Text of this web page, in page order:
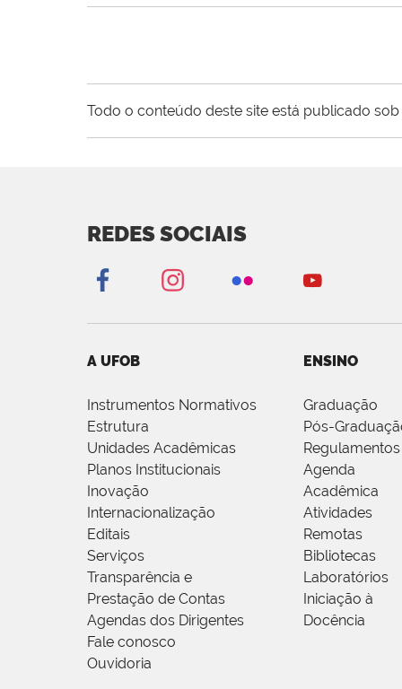
Todo o conteúdo deste site está publicado sob
REDES SOCIAIS
A UFOB
Instrumentos Normativos
Estrutura
Unidades Acadêmicas
Planos Institucionais
Inovação
Internacionalização
Editais
Serviços
Transparência e
Prestação de Contas
Agendas dos Dirigentes
Fale conosco
Ouvidoria
ENSINO
Graduação
Pós-
Regulamentos
Agenda
Acadêmica
Atividades
Remotas
Bibliotecas
Laboratórios
Iniciação à
Docência